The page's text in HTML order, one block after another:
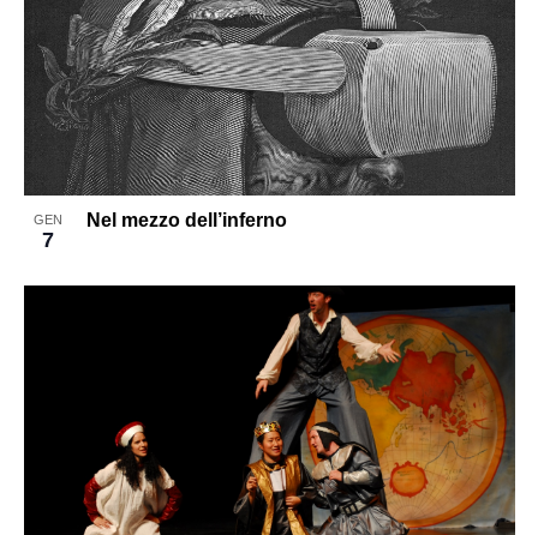
GEN
7
Nel mezzo dell’inferno